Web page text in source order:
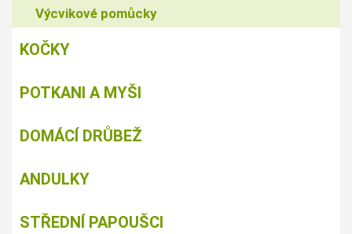
Výcvikové pomůcky
KOČKY
POTKANI A MYŠI
DOMÁCÍ DRŮBEŽ
ANDULKY
STŘEDNÍ PAPOUŠCI